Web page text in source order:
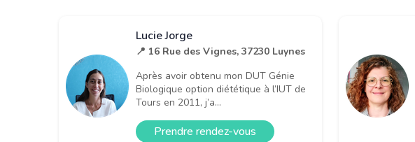
Lucie Jorge
📍 16 Rue des Vignes, 37230 Luynes
Après avoir obtenu mon DUT Génie
Biologique option diététique à l’IUT de
Tours en 2011, j’a...
Prendre rendez-vous